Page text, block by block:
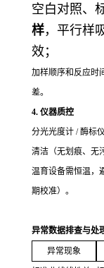
空白对照、
样，平行样
效；
加样顺序和反应时
差。
4. 仪器质控
分光光度计 / 酶标
清洁（无划痕、无
温育设备需恒温，
期校准）。
异常数据排查与处
异常现象